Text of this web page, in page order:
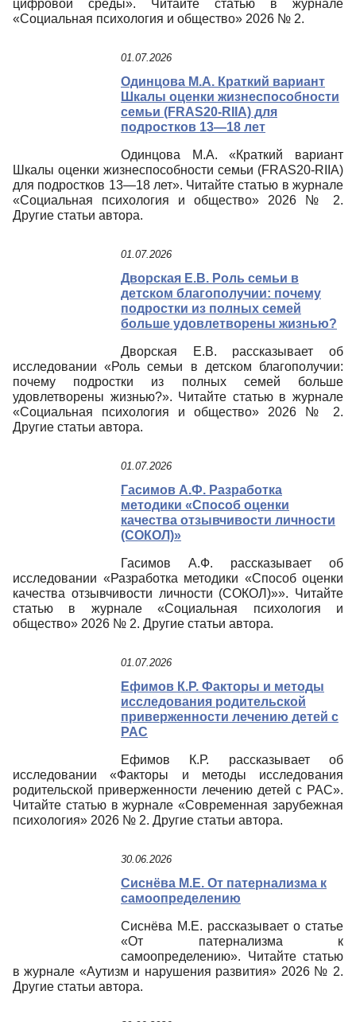
цифровой среды». Читайте статью в журнале
«Социальная психология и общество» 2026 № 2.
01.07.2026
Одинцова М.А. Краткий вариант
Шкалы оценки жизнеспособности
семьи (FRAS20-RIIА) для
подростков 13—18 лет
Одинцова М.А. «Краткий вариант
Шкалы оценки жизнеспособности семьи (FRAS20-RIIА)
для подростков 13—18 лет». Читайте статью в журнале
«Социальная психология и общество» 2026 № 2.
Другие статьи автора.
01.07.2026
Дворская Е.В. Роль семьи в
детском благополучии: почему
подростки из полных семей
больше удовлетворены жизнью?
Дворская Е.В. рассказывает об
исследовании «Роль семьи в детском благополучии:
почему подростки из полных семей больше
удовлетворены жизнью?». Читайте статью в журнале
«Социальная психология и общество» 2026 № 2.
Другие статьи автора.
01.07.2026
Гасимов А.Ф. Разработка
методики «Способ оценки
качества отзывчивости личности
(СОКОЛ)»
Гасимов А.Ф. рассказывает об
исследовании «Разработка методики «Способ оценки
качества отзывчивости личности (СОКОЛ)»». Читайте
статью в журнале «Социальная психология и
общество» 2026 № 2. Другие статьи автора.
01.07.2026
Ефимов К.Р. Факторы и методы
исследования родительской
приверженности лечению детей с
РАС
Ефимов К.Р. рассказывает об
исследовании «Факторы и методы исследования
родительской приверженности лечению детей с РАС».
Читайте статью в журнале «Современная зарубежная
психология» 2026 № 2. Другие статьи автора.
30.06.2026
Сиснёва М.Е. От патернализма к
самоопределению
Сиснёва М.Е. рассказывает о статье
«От патернализма к
самоопределению». Читайте статью
в журнале «Аутизм и нарушения развития» 2026 № 2.
Другие статьи автора.